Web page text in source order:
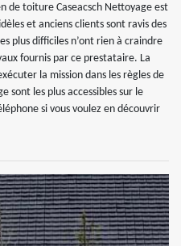
de toiture Caseacsch Nettoyage est
et anciens clients sont ravis des
plus difficiles n’ont rien à craindre
fournis par ce prestataire. La
la mission dans les règles de
sont les plus accessibles sur le
si vous voulez en découvrir